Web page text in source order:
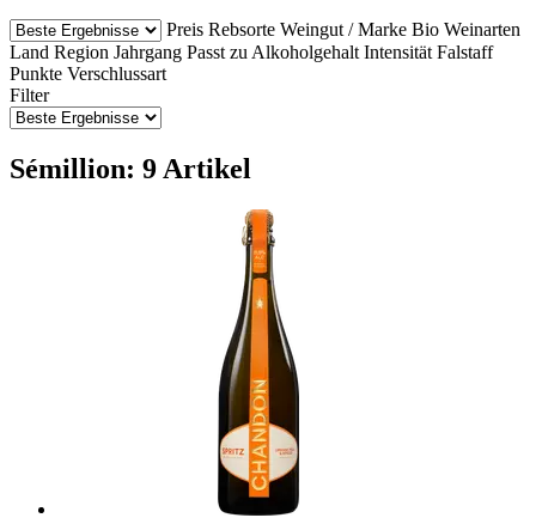
Preis Rebsorte Weingut / Marke Bio Weinarten
Land Region Jahrgang Passt zu Alkoholgehalt Intensität Falstaff
Punkte Verschlussart
Filter
Sémillion: 9 Artikel